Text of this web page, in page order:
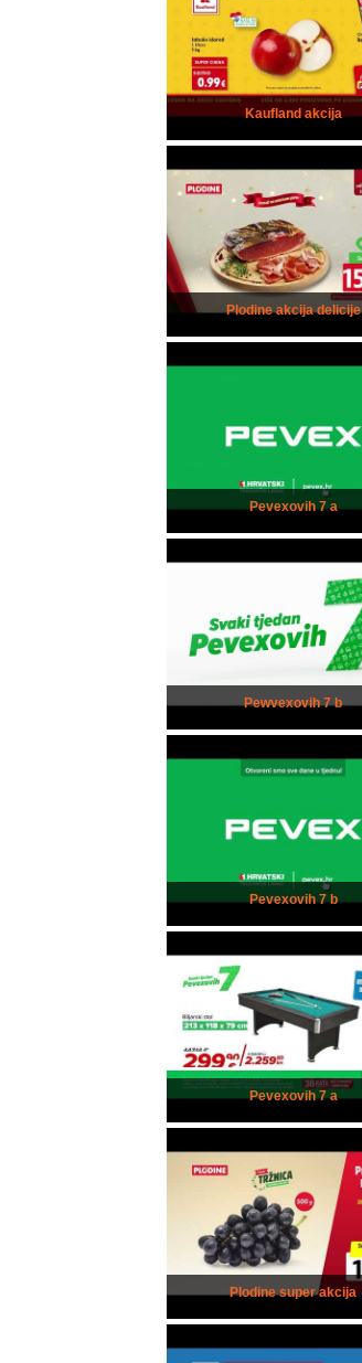
Kaufland akcija
Plodine akcija delicije
Pevexovih 7 a
Pewvexovih 7 b
Pevexovih 7 b
Pevexovih 7 a
Plodine super akcija